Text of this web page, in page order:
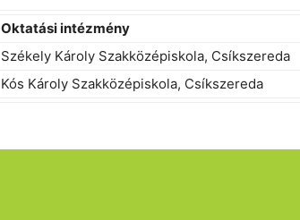
Oktatási intézmény
Székely Károly Szakközépiskola, Csíkszereda
Kós Károly Szakközépiskola, Csíkszereda